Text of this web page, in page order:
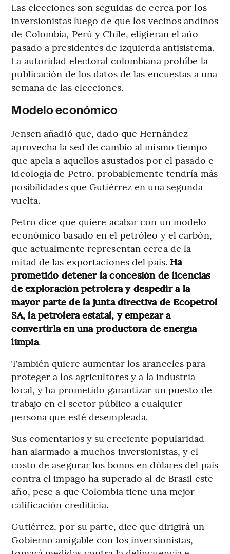
Las elecciones son seguidas de cerca por los
inversionistas luego de que los vecinos andinos
de Colombia, Perú y Chile, eligieran el año
pasado a presidentes de izquierda antisistema.
La autoridad electoral colombiana prohíbe la
publicación de los datos de las encuestas a una
semana de las elecciones.
Modelo económico
Jensen añadió que, dado que Hernández
aprovecha la sed de cambio al mismo tiempo
que apela a aquellos asustados por el pasado e
ideología de Petro, probablemente tendría más
posibilidades que Gutiérrez en una segunda
vuelta.
Petro dice que quiere acabar con un modelo
económico basado en el petróleo y el carbón,
que actualmente representan cerca de la
mitad de las exportaciones del país. Ha
prometido detener la concesión de licencias
de exploración petrolera y despedir a la
mayor parte de la junta directiva de Ecopetrol
SA, la petrolera estatal, y empezar a
convertirla en una productora de energía
limpia.
También quiere aumentar los aranceles para
proteger a los agricultores y a la industria
local, y ha prometido garantizar un puesto de
trabajo en el sector público a cualquier
persona que esté desempleada.
Sus comentarios y su creciente popularidad
han alarmado a muchos inversionistas, y el
costo de asegurar los bonos en dólares del país
contra el impago ha superado al de Brasil este
año, pese a que Colombia tiene una mejor
calificación crediticia.
Gutiérrez, por su parte, dice que dirigirá un
Gobierno amigable con los inversionistas,